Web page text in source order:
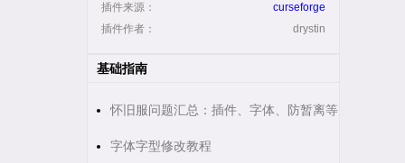
插件来源：
curseforge
插件作者：
drystin
基础指南
怀旧服问题汇总：插件、字体、防暂离等
字体字型修改教程